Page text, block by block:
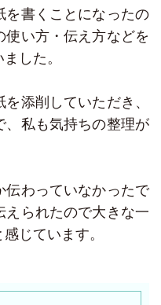
を書くことになったの
使い方・伝え方などを
した。
添削していただき、
、私も気持ちの整理が
伝わっていなかったで
えられたので大きな一
じています。